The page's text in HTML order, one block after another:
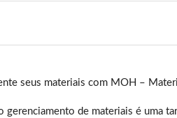
seus materiais com MOH –
de materiais é uma